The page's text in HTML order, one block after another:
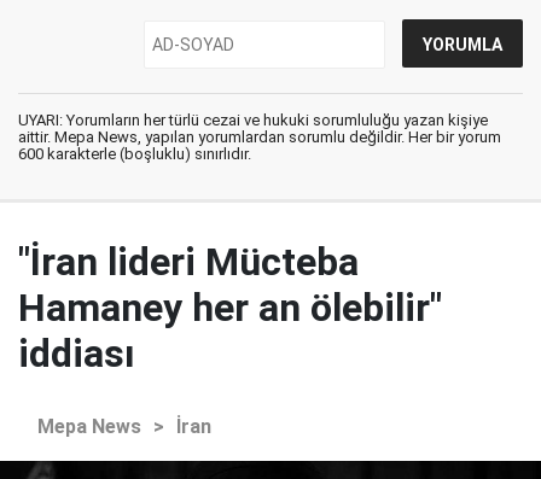
UYARI: Yorumların her türlü cezai ve hukuki sorumluluğu yazan kişiye
aittir. Mepa News, yapılan yorumlardan sorumlu değildir. Her bir yorum
600 karakterle (boşluklu) sınırlıdır.
"İran lideri Mücteba
Hamaney her an ölebilir"
iddiası
Mepa News > İran